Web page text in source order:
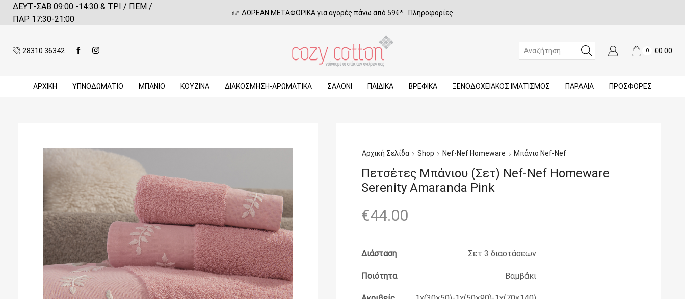
ΔΕΥΤ-ΣΑΒ 09:00 -14:30 & ΤΡΙ / ΠΕΜ /
ΠΑΡ 17:30-21:00
ΔΩΡΕΑΝ ΜΕΤΑΦΟΡΙΚΑ για αγορές πάνω από 59€* Πληροφορίες
28310 36342
SEARCH
0 €0.00
ΑΡΧΙΚΉ ΥΠΝΟΔΩΜΑΤΙΟ ΜΠΆΝΙΟ ΚΟΥΖΊΝΑ ΔΙΑΚΟΣΜΗΣΗ-ΑΡΩΜΑΤΙΚΑ ΣΑΛΌΝΙ ΠΑΙΔΙΚΆ ΒΡΕΦΙΚΆ ΞΕΝΟΔΟΧΕΙΑΚΌΣ ΙΜΑΤΙΣΜΌΣ ΠΑΡΑΛΙΑ ΠΡΟΣΦΟΡΈΣ
Αρχική Σελίδα Shop Nef-Nef Homeware Μπάνιο Nef-Nef
Πετσέτες Μπάνιου (Σετ) Nef-Nef Homeware
Serenity Amaranda Pink
€44.00
Διάσταση Σετ 3 διαστάσεων
Ποιότητα Βαμβάκι